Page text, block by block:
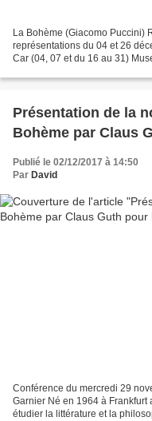
La Bohème (Giacomo Puccini)
représentations du 04 et 26
Car (04, 07 et du 16 au 31)
Présentation de la
Bohème par Claus
Publié le 02/12/2017 à 14:50
Par David
Conférence du mercredi 29
Garnier Né en 1964 à Frankfurt
étudier la littérature et la